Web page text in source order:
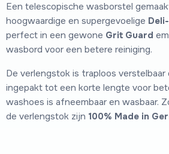
Een telescopische wasborstel
hoogwaardige en supergevoelige
perfect in een gewone Grit Guard
wasbord voor een betere reiniging.
De verlengstok is traploos verstelbaar
ingepakt tot een korte lengte voor
washoes is afneembaar en wasbaar.
de verlengstok zijn 100% Made in